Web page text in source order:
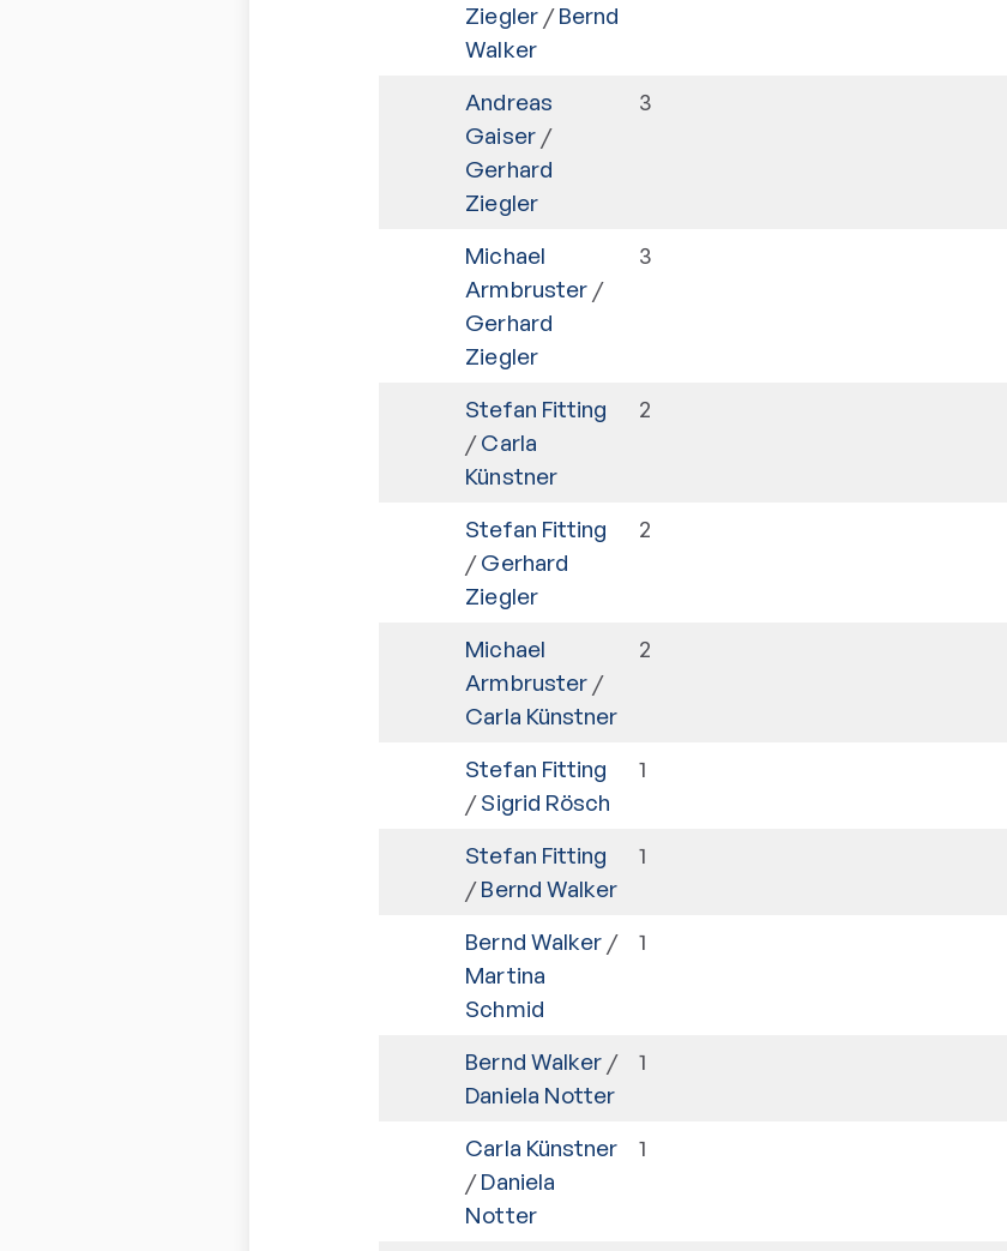
Ziegler/Bernd
Walker
Andreas
Gaiser/
Gerhard
Ziegler
3
Michael
Armbruster/
Gerhard
Ziegler
3
Stefan Fitting
/Carla
Künstner
2
Stefan Fitting
/Gerhard
Ziegler
2
Michael
Armbruster/
Carla Künstner
2
Stefan Fitting
/Sigrid Rösch
1
Stefan Fitting
/Bernd Walker
1
Bernd Walker /
Martina
Schmid
1
Bernd Walker /
Daniela Notter
1
Carla Künstner
/Daniela
Notter
1